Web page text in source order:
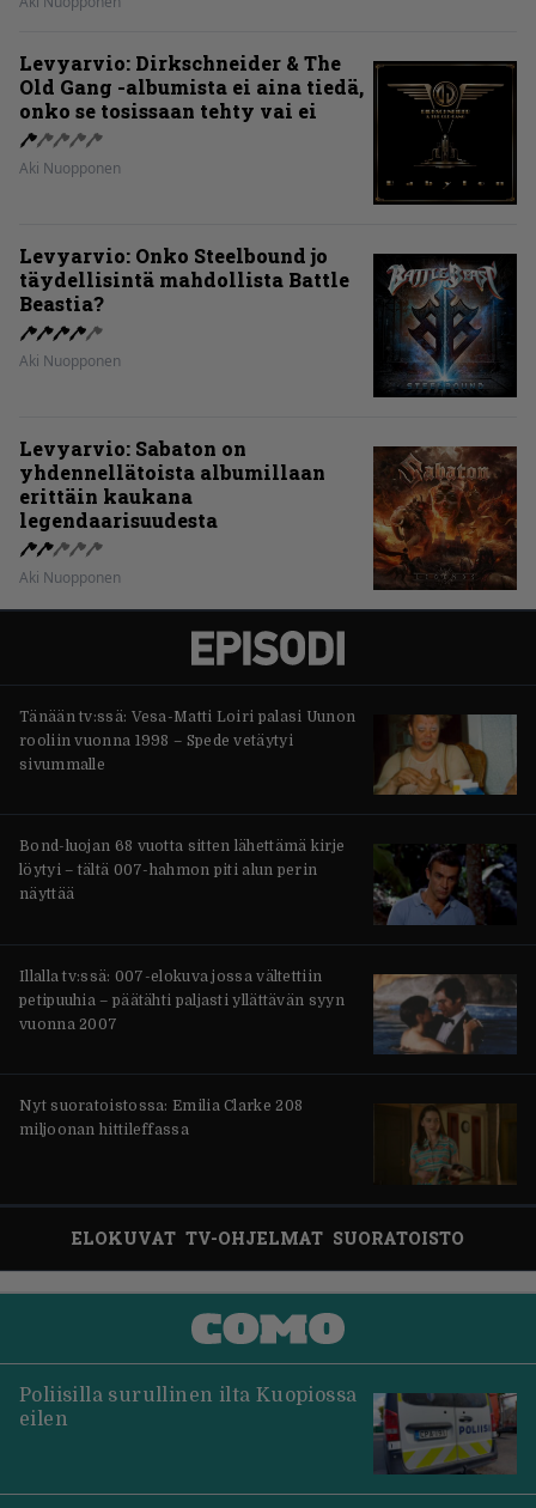
Levyarvio: Dirkschneider & The
Old Gang -albumista ei aina tiedä,
onko se tosissaan tehty vai ei
Aki Nuopponen
Levyarvio: Onko Steelbound jo
täydellisintä mahdollista Battle
Beastia?
Aki Nuopponen
Levyarvio: Sabaton on
yhdennellätoista albumillaan
erittäin kaukana
legendaarisuudesta
Aki Nuopponen
Tänään tv:ssä: Vesa-Matti Loiri palasi Uunon
rooliin vuonna 1998 – Spede vetäytyi
sivummalle
Bond-luojan 68 vuotta sitten lähettämä kirje
löytyi – tältä 007-hahmon piti alun perin
näyttää
Illalla tv:ssä: 007-elokuva jossa vältettiin
petipuuhia – päätähti paljasti yllättävän syyn
vuonna 2007
Nyt suoratoistossa: Emilia Clarke 208
miljoonan hittileffassa
ELOKUVAT TV-OHJELMAT SUORATOISTO
Poliisilla surullinen ilta Kuopiossa
eilen